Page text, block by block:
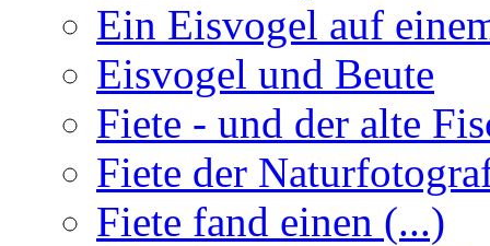
Ein Eisvogel auf
Eisvogel und Beute
Fiete - und der alte
Fiete der
Fiete fand einen (...)